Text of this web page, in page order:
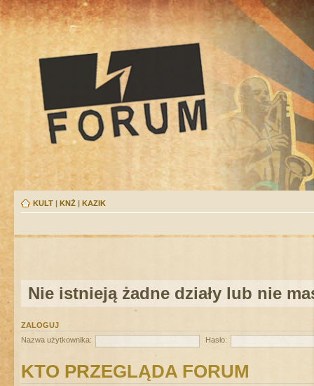
KULT | KNŻ | KAZIK
Nie istnieją żadne działy lub nie
ZALOGUJ
Nazwa użytkownika:
Hasło:
KTO PRZEGLĄDA FORUM